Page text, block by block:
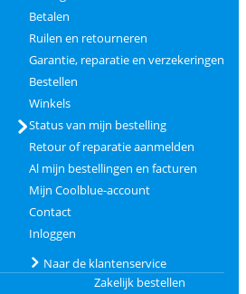
Betalen
Ruilen en retourneren
Garantie, reparatie en verzekeringen
Bestellen
Winkels
Status van mijn bestelling
Retour of reparatie aanmelden
Al mijn bestellingen en facturen
Mijn Coolblue-account
Contact
Inloggen
Naar de klantenservice
Zakelijk bestellen